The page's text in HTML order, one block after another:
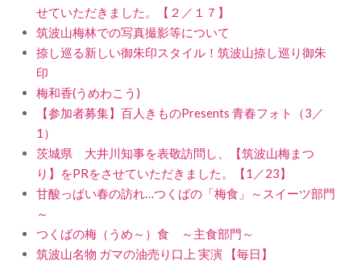
せていただきました。【２／１７】
筑波山梅林での写真撮影等について
捺し巡る新しい御朱印スタイル！筑波山捺し巡り御朱
印
梅和香(うめわこう)
【参加者募集】百人きものPresents 青春フォト（3／
1）
茨城県 大井川知事を表敬訪問し、【筑波山梅まつ
り】をPRをさせていただきました。【1／23】
甘酸っぱい春の訪れ…つくばの「梅食」～スイーツ部門
～
つくばの梅（うめ～）食 ～主食部門～
筑波山名物 ガマの油売り口上 実演 【毎日】